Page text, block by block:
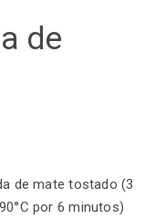
de
de mate tostado (3
por 6 minutos)